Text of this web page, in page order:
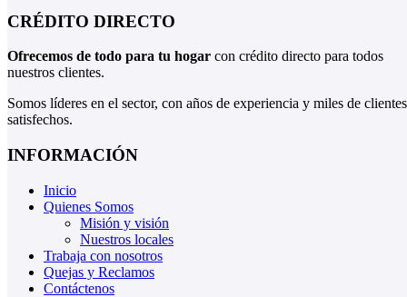
CRÉDITO DIRECTO
Ofrecemos de todo para tu hogar con crédito directo para todos
nuestros clientes.
Somos líderes en el sector, con años de experiencia y miles de clientes
satisfechos.
INFORMACIÓN
Inicio
Quienes Somos
Misión y visión
Nuestros locales
Trabaja con nosotros
Quejas y Reclamos
Contáctenos